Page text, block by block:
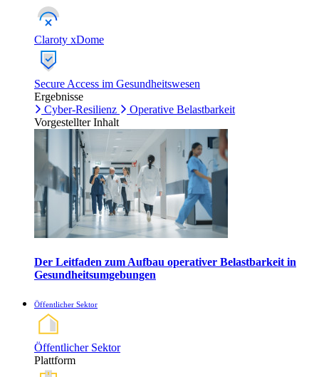
Claroty xDome
Secure Access im Gesundheitswesen
Ergebnisse
Cyber-Resilienz
Operative Belastbarkeit
Vorgestellter Inhalt
Der Leitfaden zum Aufbau operativer Belastbarkeit in
Gesundheitsumgebungen
Öffentlicher Sektor
Öffentlicher Sektor
Plattform